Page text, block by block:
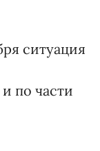
ситуация
по части